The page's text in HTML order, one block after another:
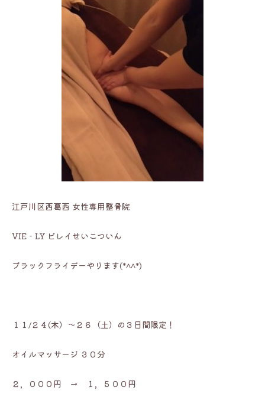
江戸川区西葛西 女性専用整骨院
VIE‐LY ビレイせいこついん
ブラックフライデーやります(*^^*)
１１/２４(木）～２６（土）の３日間限定！
オイルマッサージ ３０分
２，０００円 → １，５００円